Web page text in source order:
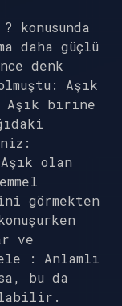
konusunda
daha güçlü
denk
Aşık
birine
olan
görmekten
ve
: Anlamlı
bu da